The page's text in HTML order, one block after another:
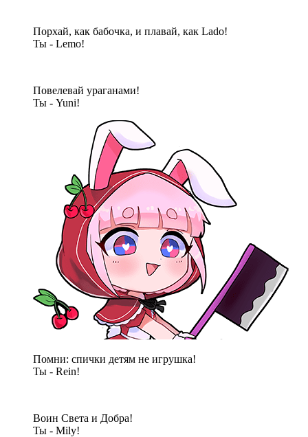
Порхай, как бабочка, и плавай, как Lado!
Ты - Lemo!
Повелевай ураганами!
Ты - Yuni!
Помни: спички детям не игрушка!
Ты - Rein!
Воин Света и Добра!
Ты - Mily!